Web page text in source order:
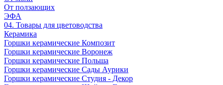
От ползающих
ЭФА
04. Товары для цветоводства
Керамика
Горшки керамические Композит
Горшки керамические Воронеж
Горшки керамические Польша
Горшки керамические Сады Аурики
Горшки керамические Студия - Декор